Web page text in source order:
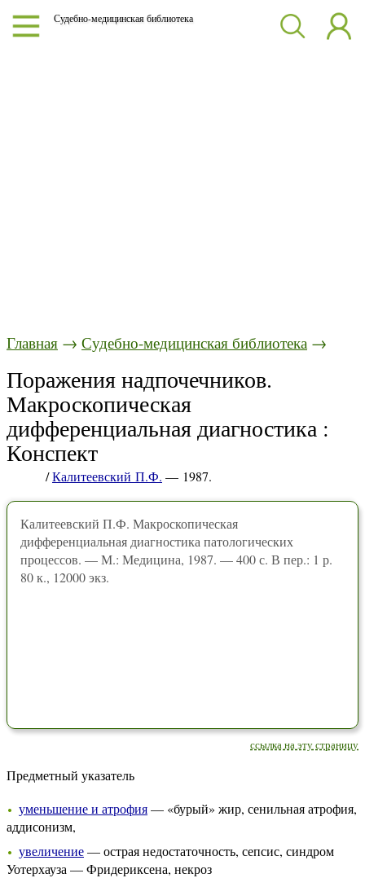
Судебно-медицинская библиотека
Главная → Судебно-медицинская библиотека →
Поражения надпочечников.
Макроскопическая
дифференциальная диагностика :
Конспект
/Калитеевский П.Ф. — 1987.
Калитеевский П.Ф. Макроскопическая
дифференциальная диагностика патологических
процессов. — М.: Медицина, 1987. — 400 с. В пер.: 1 р.
80 к., 12000 экз.
ссылка на эту страницу
Предметный указатель
уменьшение и атрофия— «бурый» жир, сенильная атрофия,
аддисонизм,
увеличение— острая недостаточность, сепсис, синдром
Уотерхауза — Фридериксена, некроз